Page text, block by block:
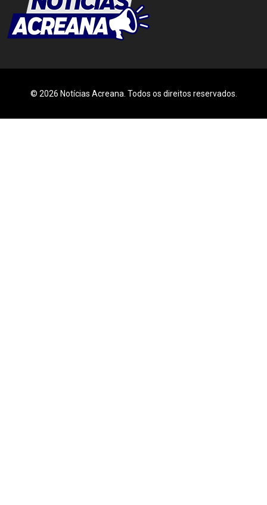
© 2026 Notícias Acreana. Todos os direitos reservados.